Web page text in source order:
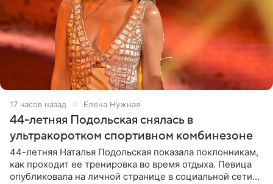
17 часов назад Елена Нужная
44-летняя Подольская снялась в
ультракоротком спортивном комбинезоне
44-летняя Наталья Подольская показала поклонникам,
как проходит ее тренировка во время отдыха. Певица
опубликовала на личной странице в социальной сети